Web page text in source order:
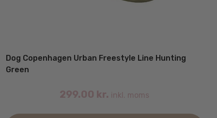
Dog Copenhagen Urban Freestyle Line Hunting
Green
299.00 kr. inkl. moms